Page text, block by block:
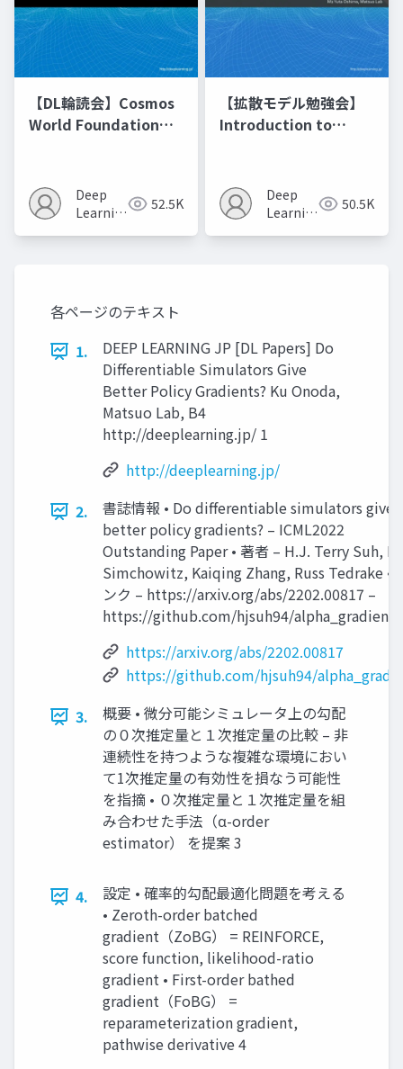
【DL輪読会】Cosmos
World Foundation
Deep
Learning
52.5K
【拡散モデル勉強会】
Introduction to
Deep
Learning
50.5K
各ページのテキスト
1.
DEEP LEARNING JP [DL Papers] Do
Differentiable Simulators Give
Better Policy Gradients? Ku Onoda,
Matsuo Lab, B4
http://deeplearning.jp/ 1
http://deeplearning.jp/
2.
書誌情報 • Do differentiable simulators give
better policy gradients? – ICML2022
Outstanding Paper • 著者 – H.J. Terry Suh,
Simchowitz, Kaiqing Zhang, Russ Tedrake •
ンク – https://arxiv.org/abs/2202.00817 –
https://github.com/hjsuh94/alpha_gradient
https://arxiv.org/abs/2202.00817
https://github.com/hjsuh94/
3.
概要 • 微分可能シミュレータ上の勾配
の０次推定量と１次推定量の比較 – 非
連続性を持つような複雑な環境におい
て1次推定量の有効性を損なう可能性
を指摘 • ０次推定量と１次推定量を組
み合わせた手法（α-order
estimator） を提案 3
4.
設定 • 確率的勾配最適化問題を考える
• Zeroth-order batched
gradient（ZoBG） = REINFORCE,
score function, likelihood-ratio
gradient • First-order bathed
gradient（FoBG） =
reparameterization gradient,
pathwise derivative 4